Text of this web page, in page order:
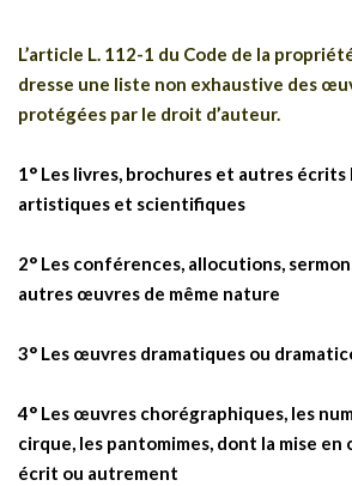
L’article L. 112-1 du Code de la
dresse une liste non exhaustive des
protégées par le droit d’auteur.
1° Les livres, brochures et autres
artistiques et scientifiques
2° Les conférences, allocutions,
autres œuvres de même nature
3° Les œuvres dramatiques ou
4° Les œuvres chorégraphiques, les
cirque, les pantomimes, dont la mise
écrit ou autrement